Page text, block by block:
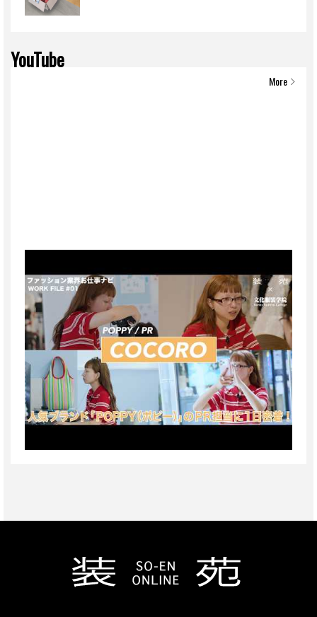
YouTube
More